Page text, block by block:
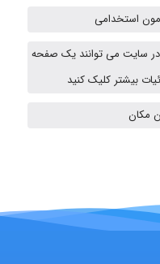
استخدامی
سایت می توانند یک صفحه
بیشتر کلیک کنید
مکان